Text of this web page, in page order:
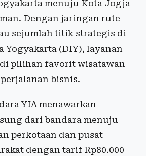
menuju Kota Jogja
Dengan jaringan rute
sejumlah titik strategis di
Yogyakarta (DIY), layanan
pilihan favorit wisatawan
bisnis.
YIA menawarkan
dari bandara menuju
perkotaan dan pusat
dengan tarif Rp80.000